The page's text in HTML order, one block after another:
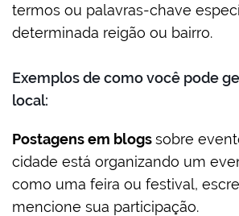
termos ou palavras-chave
determinada reigão ou bairro.
Exemplos de como você pode
local:
Postagens em blogssobre
cidade está organizando um
como uma feira ou festival,
mencione sua participação.